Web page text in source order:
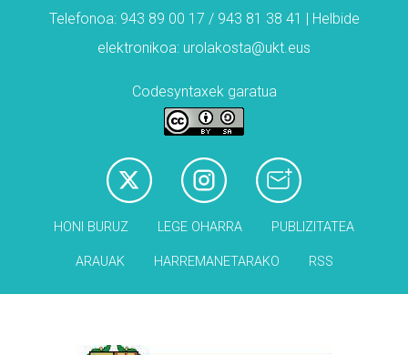
Telefonoa: 943 89 00 17 / 943 81 38 41 | Helbide
elektronikoa: urolakosta@ukt.eus
Codesyntaxek garatua
HONI BURUZ LEGE OHARRA PUBLIZITATEA
ARAUAK HARREMANETARAKO RSS